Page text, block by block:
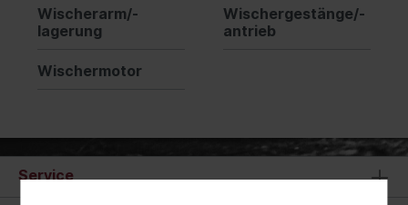
Wischerarm/-
lagerung
Wischergestänge/-
antrieb
Wischermotor
Service